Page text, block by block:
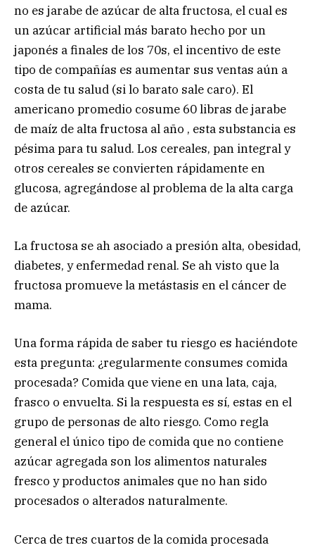
no es jarabe de azúcar de alta fructosa, el cual es
un azúcar artificial más barato hecho por un
japonés a finales de los 70s, el incentivo de este
tipo de compañías es aumentar sus ventas aún a
costa de tu salud (si lo barato sale caro). El
americano promedio cosume 60 libras de jarabe
de maíz de alta fructosa al año , esta substancia es
pésima para tu salud. Los cereales, pan integral y
otros cereales se convierten rápidamente en
glucosa, agregándose al problema de la alta carga
de azúcar.
La fructosa se ah asociado a presión alta, obesidad,
diabetes, y enfermedad renal. Se ah visto que la
fructosa promueve la metástasis en el cáncer de
mama.
Una forma rápida de saber tu riesgo es haciéndote
esta pregunta: ¿regularmente consumes comida
procesada? Comida que viene en una lata, caja,
frasco o envuelta. Si la respuesta es sí, estas en el
grupo de personas de alto riesgo. Como regla
general el único tipo de comida que no contiene
azúcar agregada son los alimentos naturales
fresco y productos animales que no han sido
procesados o alterados naturalmente.
Cerca de tres cuartos de la comida procesada